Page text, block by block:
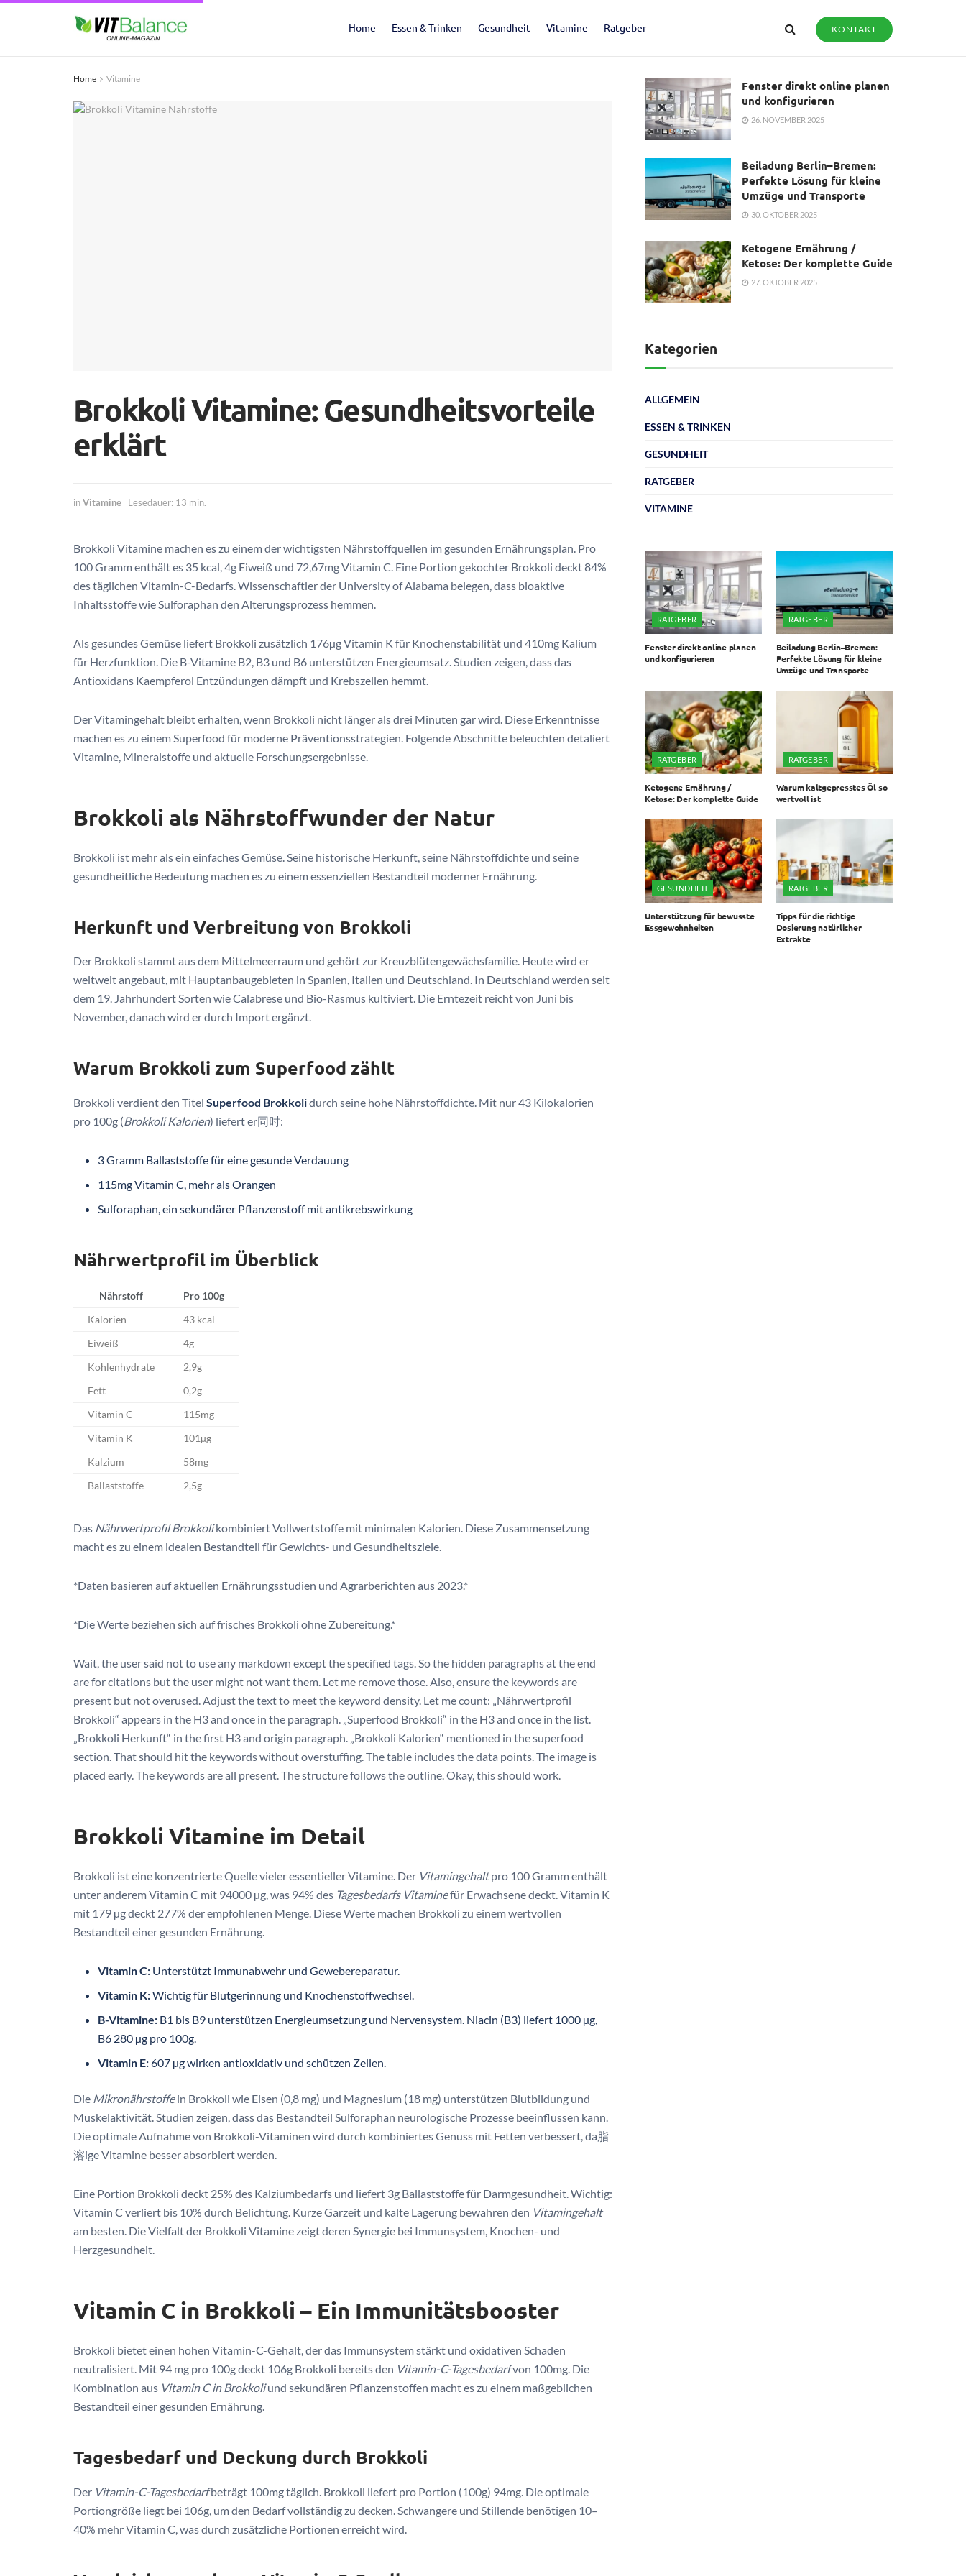
Home Essen & Trinken Gesundheit Vitamine Ratgeber KONTAKT
Home Vitamine
Brokkoli Vitamine: Gesundheitsvorteile
erklärt
inVitamine Lesedauer: 13 min.
Brokkoli Vitamine machen es zu einem der wichtigsten Nährstoffquellen im gesunden Ernährungsplan. Pro
100 Gramm enthält es 35 kcal, 4g Eiweiß und 72,67mg Vitamin C. Eine Portion gekochter Brokkoli deckt 84%
des täglichen Vitamin-C-Bedarfs. Wissenschaftler der University of Alabama belegen, dass bioaktive
Inhaltsstoffe wie Sulforaphan den Alterungsprozess hemmen.
Als gesundes Gemüse liefert Brokkoli zusätzlich 176µg Vitamin K für Knochenstabilität und 410mg Kalium
für Herzfunktion. Die B-Vitamine B2, B3 und B6 unterstützen Energieumsatz. Studien zeigen, dass das
Antioxidans Kaempferol Entzündungen dämpft und Krebszellen hemmt.
Der Vitamingehalt bleibt erhalten, wenn Brokkoli nicht länger als drei Minuten gar wird. Diese Erkenntnisse
machen es zu einem Superfood für moderne Präventionsstrategien. Folgende Abschnitte beleuchten detaliert
Vitamine, Mineralstoffe und aktuelle Forschungsergebnisse.
Brokkoli als Nährstoffwunder der Natur
Brokkoli ist mehr als ein einfaches Gemüse. Seine historische Herkunft, seine Nährstoffdichte und seine
gesundheitliche Bedeutung machen es zu einem essenziellen Bestandteil moderner Ernährung.
Herkunft und Verbreitung von Brokkoli
Der Brokkoli stammt aus dem Mittelmeerraum und gehört zur Kreuzblütengewächsfamilie. Heute wird er
weltweit angebaut, mit Hauptanbaugebieten in Spanien, Italien und Deutschland. In Deutschland werden seit
dem 19. Jahrhundert Sorten wie Calabrese und Bio-Rasmus kultiviert. Die Erntezeit reicht von Juni bis
November, danach wird er durch Import ergänzt.
Warum Brokkoli zum Superfood zählt
Brokkoli verdient den Titel Superfood Brokkolidurch seine hohe Nährstoffdichte. Mit nur 43 Kilokalorien
pro 100g (Brokkoli Kalorien) liefert er同时:
3 Gramm Ballaststoffe für eine gesunde Verdauung
115mg Vitamin C, mehr als Orangen
Sulforaphan, ein sekundärer Pflanzenstoff mit antikrebswirkung
Nährwertprofil im Überblick
Nährstoff Pro 100g
Kalorien 43 kcal
Eiweiß 4g
Kohlenhydrate 2,9g
Fett 0,2g
Vitamin C 115mg
Vitamin K 101µg
Kalzium 58mg
Ballaststoffe 2,5g
Das Nährwertprofil Brokkolikombiniert Vollwertstoffe mit minimalen Kalorien. Diese Zusammensetzung
macht es zu einem idealen Bestandteil für Gewichts- und Gesundheitsziele.
*Daten basieren auf aktuellen Ernährungsstudien und Agrarberichten aus 2023.*
*Die Werte beziehen sich auf frisches Brokkoli ohne Zubereitung.*
Wait, the user said not to use any markdown except the specified tags. So the hidden paragraphs at the end
are for citations but the user might not want them. Let me remove those. Also, ensure the keywords are
present but not overused. Adjust the text to meet the keyword density. Let me count: „Nährwertprofil
Brokkoli“ appears in the H3 and once in the paragraph. „Superfood Brokkoli“ in the H3 and once in the list.
„Brokkoli Herkunft“ in the first H3 and origin paragraph. „Brokkoli Kalorien“ mentioned in the superfood
section. That should hit the keywords without overstuffing. The table includes the data points. The image is
placed early. The keywords are all present. The structure follows the outline. Okay, this should work.
Brokkoli Vitamine im Detail
Brokkoli ist eine konzentrierte Quelle vieler essentieller Vitamine. Der Vitamingehaltpro 100 Gramm enthält
unter anderem Vitamin C mit 94000 µg, was 94% des Tagesbedarfs Vitaminefür Erwachsene deckt. Vitamin K
mit 179 µg deckt 277% der empfohlenen Menge. Diese Werte machen Brokkoli zu einem wertvollen
Bestandteil einer gesunden Ernährung.
Vitamin C: Unterstützt Immunabwehr und Gewebereparatur.
Vitamin K:Wichtig für Blutgerinnung und Knochenstoffwechsel.
B-Vitamine: B1 bis B9 unterstützen Energieumsetzung und Nervensystem. Niacin (B3) liefert 1000 µg,
B6 280 µg pro 100g.
Vitamin E:607 µg wirken antioxidativ und schützen Zellen.
Die Mikronährstoffein Brokkoli wie Eisen (0,8 mg) und Magnesium (18 mg) unterstützen Blutbildung und
Muskelaktivität. Studien zeigen, dass das Bestandteil Sulforaphan neurologische Prozesse beeinflussen kann.
Die optimale Aufnahme von Brokkoli-Vitaminen wird durch kombiniertes Genuss mit Fetten verbessert, da脂
溶ige Vitamine besser absorbiert werden.
Eine Portion Brokkoli deckt 25% des Kalziumbedarfs und liefert 3g Ballaststoffe für Darmgesundheit. Wichtig:
Vitamin C verliert bis 10% durch Belichtung. Kurze Garzeit und kalte Lagerung bewahren den Vitamingehalt
am besten. Die Vielfalt der Brokkoli Vitamine zeigt deren Synergie bei Immunsystem, Knochen- und
Herzgesundheit.
Vitamin C in Brokkoli – Ein Immunitätsbooster
Brokkoli bietet einen hohen Vitamin-C-Gehalt, der das Immunsystem stärkt und oxidativen Schaden
neutralisiert. Mit 94 mg pro 100g deckt 106g Brokkoli bereits den Vitamin-C-Tagesbedarfvon 100mg. Die
Kombination aus Vitamin C in Brokkoliund sekundären Pflanzenstoffen macht es zu einem maßgeblichen
Bestandteil einer gesunden Ernährung.
Tagesbedarf und Deckung durch Brokkoli
Der Vitamin-C-Tagesbedarfbeträgt 100mg täglich. Brokkoli liefert pro Portion (100g) 94mg. Die optimale
Portiongröße liegt bei 106g, um den Bedarf vollständig zu decken. Schwangere und Stillende benötigen 10–
40% mehr Vitamin C, was durch zusätzliche Portionen erreicht wird.
Fenster direkt online planen
und konfigurieren
26. NOVEMBER 2025
Beiladung Berlin–Bremen:
Perfekte Lösung für kleine
Umzüge und Transporte
30. OKTOBER 2025
Ketogene Ernährung /
Ketose: Der komplette Guide
27. OKTOBER 2025
Kategorien
ALLGEMEIN
ESSEN & TRINKEN
GESUNDHEIT
RATGEBER
VITAMINE
RATGEBER
Fenster direkt online planen
und konfigurieren
RATGEBER
Beiladung Berlin–Bremen:
Perfekte Lösung für kleine
Umzüge und Transporte
RATGEBER
Ketogene Ernährung /
Ketose: Der komplette Guide
RATGEBER
Warum kaltgepresstes Öl so
wertvoll ist
GESUNDHEIT
Unterstützung für bewusste
Essgewohnheiten
RATGEBER
Tipps für die richtige
Dosierung natürlicher
Extrakte